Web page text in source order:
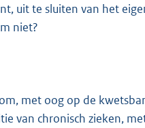
uit te sluiten van het
niet?
met oog op de
van chronisch zieken,